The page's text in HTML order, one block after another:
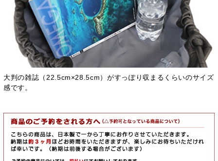
大判の雑誌（22.5cm×28.5cm）がすっぽり収まるくらいのサイズ
感です。